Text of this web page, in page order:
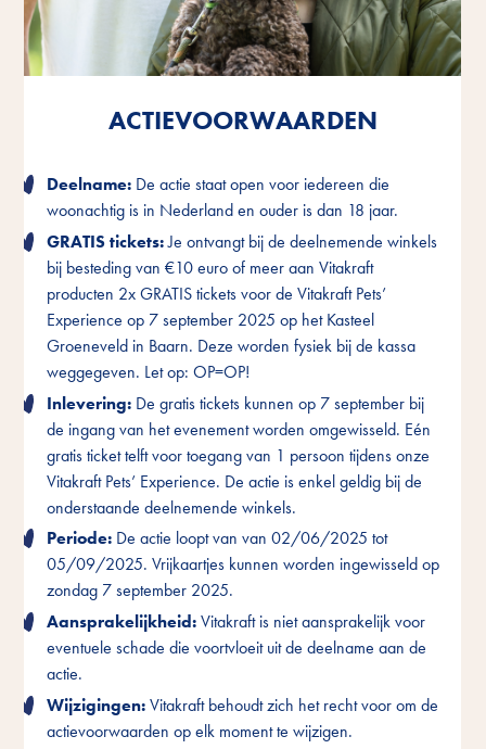
ACTIEVOORWAARDEN
Deelname:De actie staat open voor iedereen die
woonachtig is in Nederland en ouder is dan 18 jaar.
GRATIS tickets:Je ontvangt bij de deelnemende winkels
bij besteding van €10 euro of meer aan Vitakraft
producten 2x GRATIS tickets voor de Vitakraft Pets’
Experience op 7 september 2025 op het Kasteel
Groeneveld in Baarn. Deze worden fysiek bij de kassa
weggegeven. Let op: OP=OP!
Inlevering:De gratis tickets kunnen op 7 september bij
de ingang van het evenement worden omgewisseld. Eén
gratis ticket telft voor toegang van 1 persoon tijdens onze
Vitakraft Pets’ Experience. De actie is enkel geldig bij de
onderstaande deelnemende winkels.
Periode:De actie loopt van van 02/06/2025 tot
05/09/2025. Vrijkaartjes kunnen worden ingewisseld op
zondag 7 september 2025.
Aansprakelijkheid:Vitakraft is niet aansprakelijk voor
eventuele schade die voortvloeit uit de deelname aan de
actie.
Wijzigingen:Vitakraft behoudt zich het recht voor om de
actievoorwaarden op elk moment te wijzigen.
ACTIEVOORWAARDEN
Deelname:De actie staat open voor iedereen die
woonachtig is in Nederland en ouder is dan 18 jaar.
GRATIS tickets:Je ontvangt bij de deelnemende winkels
bij besteding van €10 euro of meer aan Vitakraft
producten 2x GRATIS tickets voor de Vitakraft Pets’
Experience op 7 september 2025 op het Kasteel
Groeneveld in Baarn. Deze worden fysiek bij de kassa
weggegeven. Let op: OP=OP!
Inlevering:De gratis tickets kunnen op 7 september bij
de ingang van het evenement worden omgewisseld. Eén
gratis ticket telft voor toegang van 1 persoon tijdens onze
Vitakraft Pets’ Experience. De actie is enkel geldig bij de
onderstaande deelnemende winkels.
Periode:De actie loopt van van 02/06/2025 tot
05/09/2025. Vrijkaartjes kunnen worden ingewisseld op
zondag 7 september 2025.
Aansprakelijkheid:Vitakraft is niet aansprakelijk voor
eventuele schade die voortvloeit uit de deelname aan de
actie.
Wijzigingen:Vitakraft behoudt zich het recht voor om de
actievoorwaarden op elk moment te wijzigen.
ACTIEVOORWAARDEN
Deelname:De actie staat open voor iedereen die
woonachtig is in Nederland en ouder is dan 18 jaar.
GRATIS tickets:Je ontvangt bij de deelnemende winkels
bij besteding van €10 euro of meer aan Vitakraft
producten 2x GRATIS tickets voor de Vitakraft Pets’
Experience op 7 september 2025 op het Kasteel
Groeneveld in Baarn. Deze worden fysiek bij de kassa
weggegeven. Let op: OP=OP!
Inlevering:De gratis tickets kunnen op 7 september bij
de ingang van het evenement worden omgewisseld. Eén
gratis ticket telft voor toegang van 1 persoon tijdens onze
Vitakraft Pets’ Experience. De actie is enkel geldig bij de
onderstaande deelnemende winkels.
Periode:De actie loopt van van 02/06/2025 tot
05/09/2025. Vrijkaartjes kunnen worden ingewisseld op
zondag 7 september 2025.
Aansprakelijkheid:Vitakraft is niet aansprakelijk voor
eventuele schade die voortvloeit uit de deelname aan de
actie.
Wijzigingen:Vitakraft behoudt zich het recht voor om de
actievoorwaarden op elk moment te wijzigen.